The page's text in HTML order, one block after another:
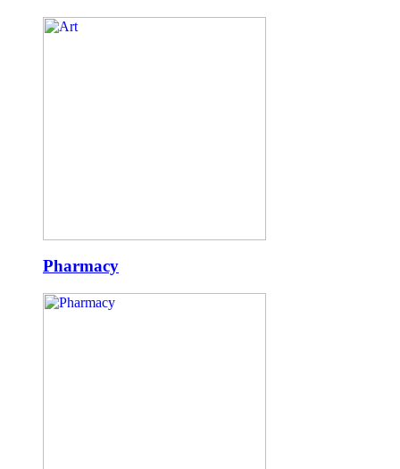
Pharmacy